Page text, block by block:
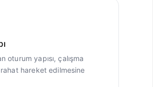
oturum yapısı, çalışma
hareket edilmesine